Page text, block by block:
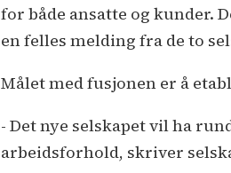
for både ansatte og kunder.
en felles melding fra de to
Målet med fusjonen er å
- Det nye selskapet vil ha
arbeidsforhold, skriver